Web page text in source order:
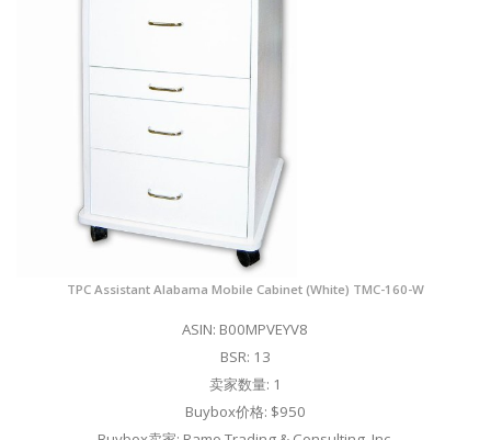
TPC Assistant Alabama Mobile Cabinet (White) TMC-160-W
ASIN: B00MPVEYV8
BSR: 13
卖家数量: 1
Buybox价格: $950